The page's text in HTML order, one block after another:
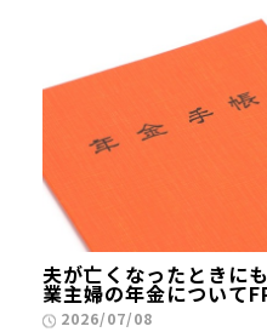
夫が亡くなったときに
業主婦の年金について
2026/07/08